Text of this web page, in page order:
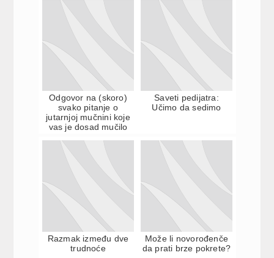
Odgovor na (skoro)
svako pitanje o
jutarnjoj mučnini koje
vas je dosad mučilo
Saveti pedijatra:
Učimo da sedimo
Razmak između dve
trudnoće
Može li novorođenče
da prati brze pokrete?